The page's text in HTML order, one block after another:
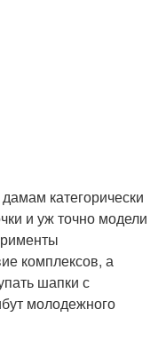
категорически
и уж точно модели
комплексов, а
шапки с
молодежного